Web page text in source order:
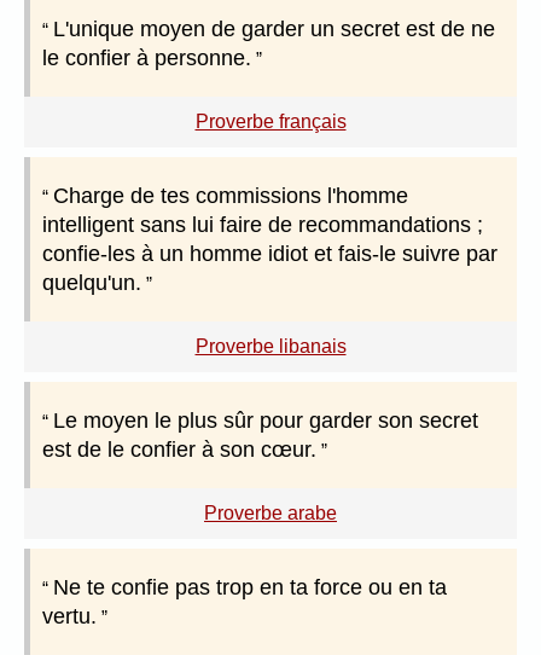
L'unique moyen de garder un secret est de ne
le confier à personne.
Proverbe français
Charge de tes commissions l'homme
intelligent sans lui faire de recommandations ;
confie-les à un homme idiot et fais-le suivre par
quelqu'un.
Proverbe libanais
Le moyen le plus sûr pour garder son secret
est de le confier à son cœur.
Proverbe arabe
Ne te confie pas trop en ta force ou en ta
vertu.